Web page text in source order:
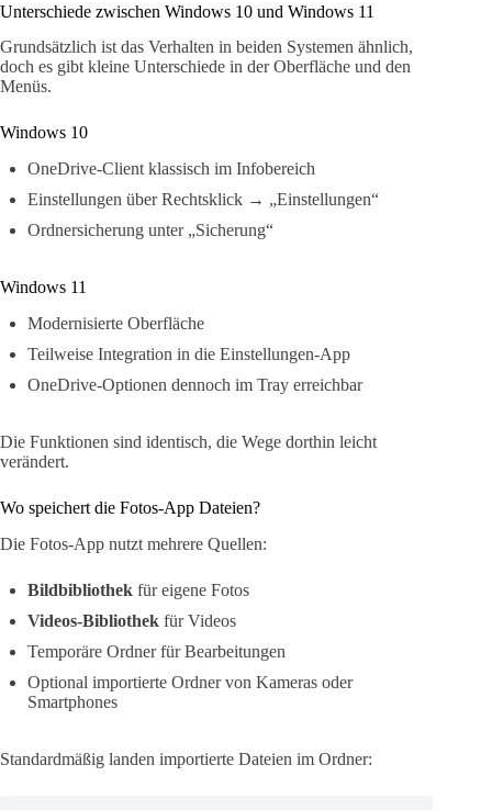
Unterschiede zwischen Windows 10 und Windows 11
Grundsätzlich ist das Verhalten in beiden Systemen ähnlich,
doch es gibt kleine Unterschiede in der Oberfläche und den
Menüs.
Windows 10
OneDrive-Client klassisch im Infobereich
Einstellungen über Rechtsklick → „Einstellungen“
Ordnersicherung unter „Sicherung“
Windows 11
Modernisierte Oberfläche
Teilweise Integration in die Einstellungen-App
OneDrive-Optionen dennoch im Tray erreichbar
Die Funktionen sind identisch, die Wege dorthin leicht
verändert.
Wo speichert die Fotos-App Dateien?
Die Fotos-App nutzt mehrere Quellen:
Bildbibliothek für eigene Fotos
Videos-Bibliothek für Videos
Temporäre Ordner für Bearbeitungen
Optional importierte Ordner von Kameras oder
Smartphones
Standardmäßig landen importierte Dateien im Ordner: